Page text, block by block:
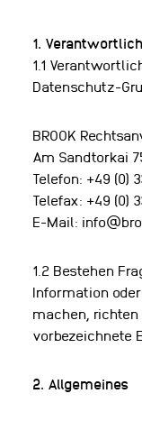
1.
1.1
Datenschutz-
BROOK
Am Sandtorkai
Telefon: +49 (0)
Telefax: +49 (0)
E-Mail:
1.2 Bestehen
Information
machen,
vorbezeichnete
2. Allgemeines